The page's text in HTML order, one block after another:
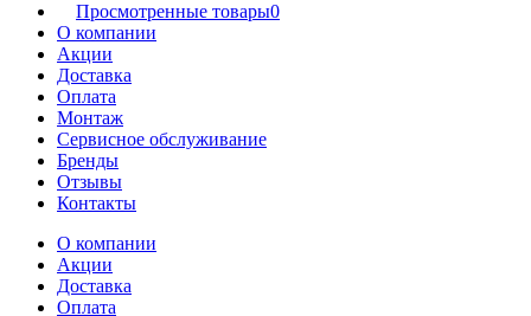
Просмотренные товары0
О компании
Акции
Доставка
Оплата
Монтаж
Сервисное обслуживание
Бренды
Отзывы
Контакты
О компании
Акции
Доставка
Оплата